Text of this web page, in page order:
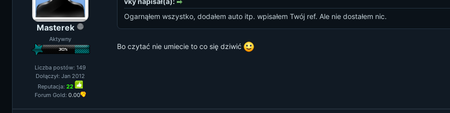
Masterek
Aktywny
Liczba postów: 149
Dołączył: Jan 2012
Reputacja: 22
Forum Gold: 0.00
Ogarnąłem wszystko, dodałem auto itp. wpisałem Twój ref. Ale nie dostałem nic.
Bo czytać nie umiecie to co się dziwić